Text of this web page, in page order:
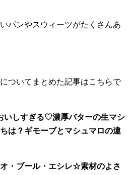
パンやスウィーツがたくさんあ
ついてまとめた記事はこちらで
いしすぎる♡濃厚バターの生マシ
は？ギモーブとマシュマロの違
・ブール・エシレ☆素材のよさ